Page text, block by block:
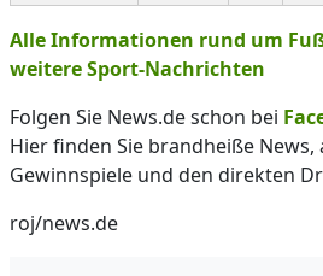
Alle Informationen rund um
weitere Sport-Nachrichten
Folgen Sie News.de schon bei
Hier finden Sie brandheiße
Gewinnspiele und den direkten
roj/news.de